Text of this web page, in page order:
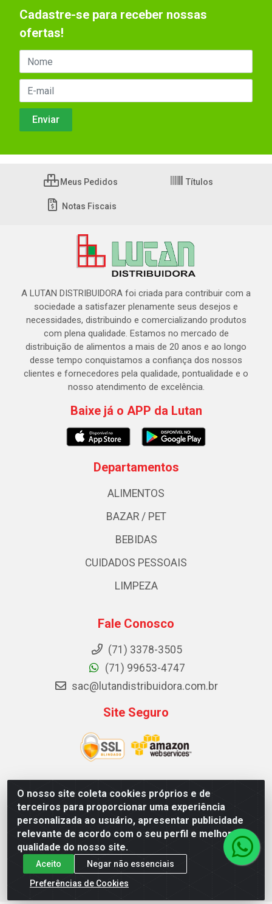
O nosso site coleta cookies próprios e de
terceiros para proporcionar uma experiência
personalizada ao usuário, apresentar publicidade
relevante de acordo com o seu perfil e melhorar a
qualidade do nosso site.
Aceito
Negar não essenciais
Preferências de Cookies
Cadastre-se para receber nossas
ofertas!
Meus Pedidos Títulos
Notas Fiscais
A LUTAN DISTRIBUIDORA foi criada para contribuir com a
sociedade a satisfazer plenamente seus desejos e
necessidades, distribuindo e comercializando produtos
com plena qualidade. Estamos no mercado de
distribuição de alimentos a mais de 20 anos e ao longo
desse tempo conquistamos a confiança dos nossos
clientes e fornecedores pela qualidade, pontualidade e o
nosso atendimento de excelência.
Baixe já o APP da Lutan
Departamentos
ALIMENTOS
BAZAR / PET
BEBIDAS
CUIDADOS PESSOAIS
LIMPEZA
Fale Conosco
(71) 3378-3505
(71) 99653-4747
sac@lutandistribuidora.com.br
Site Seguro
Lutan Distribuidora - Rua Dr. Gerino Souza Filho, 1525 -
Itinga - Lauro de Freitas / BA - CEP 42700-000 - CNPJ
05.156.713/0001-62